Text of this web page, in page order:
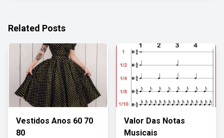
Related Posts
Vestidos Anos 60 70
80
Valor Das Notas
Musicais